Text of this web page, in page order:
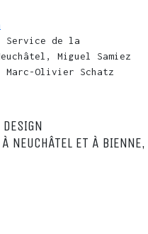
Service de la
Miguel Samiez
Olivier Schatz
NEUCHÂTEL ET À BIENNE,